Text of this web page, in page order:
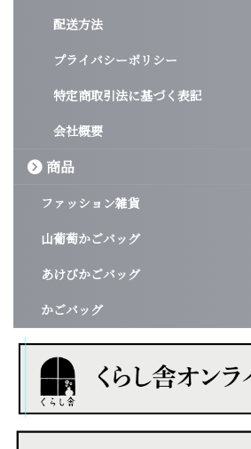
配送方法
プライバシーポリシー
特定商取引法に基づく表記
会社概要
商品
ファッション雑貨
山葡萄かごバッグ
あけびかごバッグ
かごバッグ